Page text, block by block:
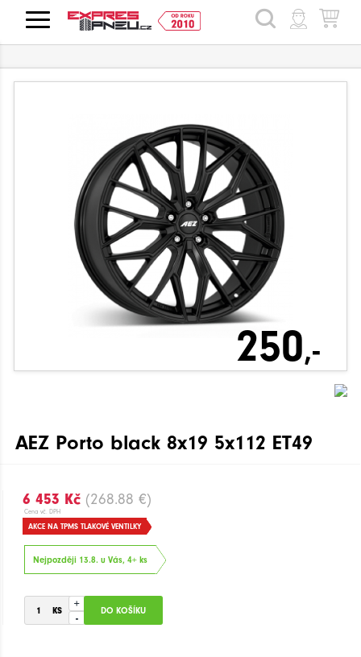
HLEDAT
250,-
AEZ Porto black 8x19 5x112 ET49
6 453 Kč (268.88 €)
Cena vč. DPH
AKCE NA TPMS TLAKOVÉ VENTILKY
Nejpozději 13.8. u Vás, 4+ ks
+
-